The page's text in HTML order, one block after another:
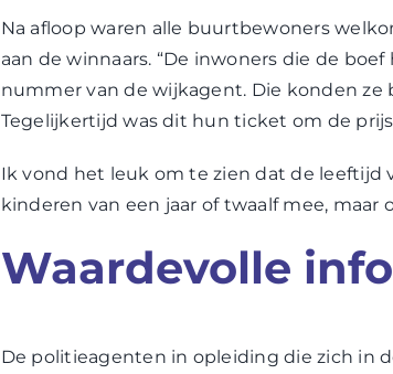
Na afloop waren alle buurtbewoners
aan de winnaars. “De inwoners die de
nummer van de wijkagent. Die konden
Tegelijkertijd was dit hun ticket om de
Ik vond het leuk om te zien dat de leeftijd
kinderen van een jaar of twaalf mee, maar
Waardevolle
De politieagenten in opleiding die zich in